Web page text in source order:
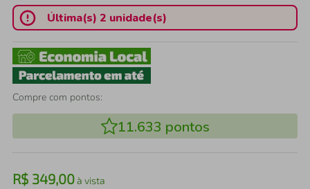
Última(s) 2 unidade(s)
Compre com pontos:
11.633 pontos
R$ 349,00à vista